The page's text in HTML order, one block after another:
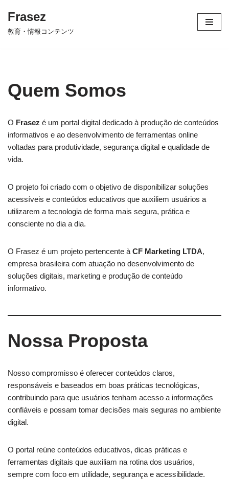
コ
へ
ス
ッ
プ
Frasez
教育・情報コンテンツ
Quem Somos
O Frasez é um portal digital dedicado à produção de conteúdos
informativos e ao desenvolvimento de ferramentas online
voltadas para produtividade, segurança digital e qualidade de
vida.
O projeto foi criado com o objetivo de disponibilizar soluções
acessíveis e conteúdos educativos que auxiliem usuários a
utilizarem a tecnologia de forma mais segura, prática e
consciente no dia a dia.
O Frasez é um projeto pertencente à CF Marketing LTDA,
empresa brasileira com atuação no desenvolvimento de
soluções digitais, marketing e produção de conteúdo
informativo.
Nossa Proposta
Nosso compromisso é oferecer conteúdos claros,
responsáveis e baseados em boas práticas tecnológicas,
contribuindo para que usuários tenham acesso a informações
confiáveis e possam tomar decisões mais seguras no ambiente
digital.
O portal reúne conteúdos educativos, dicas práticas e
ferramentas digitais que auxiliam na rotina dos usuários,
sempre com foco em utilidade, segurança e acessibilidade.